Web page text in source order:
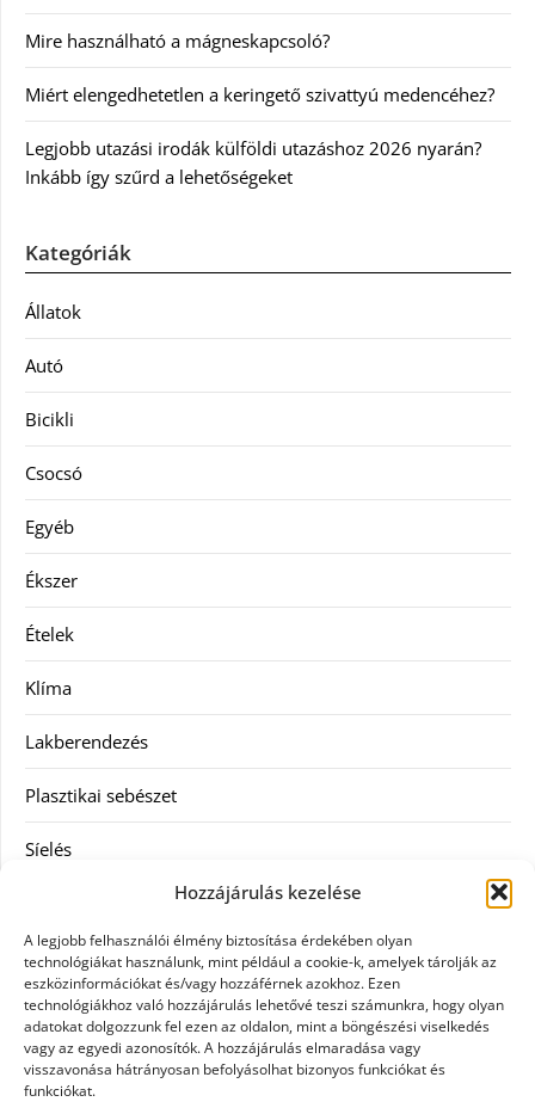
Hozzájárulás kezelése
A legjobb felhasználói élmény biztosítása érdekében olyan
technológiákat használunk, mint például a cookie-k, amelyek tárolják az
eszközinformációkat és/vagy hozzáférnek azokhoz. Ezen
technológiákhoz való hozzájárulás lehetővé teszi számunkra, hogy olyan
adatokat dolgozzunk fel ezen az oldalon, mint a böngészési viselkedés
vagy az egyedi azonosítók. A hozzájárulás elmaradása vagy
visszavonása hátrányosan befolyásolhat bizonyos funkciókat és
funkciókat.
Mire használható a mágneskapcsoló?
Miért elengedhetetlen a keringető szivattyú medencéhez?
Legjobb utazási irodák külföldi utazáshoz 2026 nyarán?
Inkább így szűrd a lehetőségeket
Kategóriák
Állatok
Autó
Bicikli
Csocsó
Egyéb
Ékszer
Ételek
Klíma
Lakberendezés
Plasztikai sebészet
Síelés
Táskák
Vásárlás
Webáruház